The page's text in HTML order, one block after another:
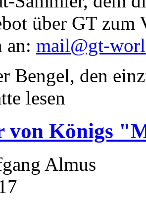
über GT zum
an: mail@gt-
Bengel, den
lesen
von Königs
Almus